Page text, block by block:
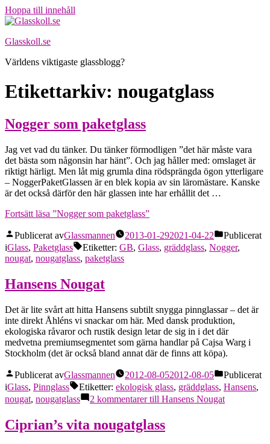
Hoppa till innehåll
Glasskoll.se
Världens viktigaste glassblogg?
Etikettarkiv: nougatglass
Nogger som paketglass
Jag vet vad du tänker. Du tänker förmodligen ”det här måste vara
det bästa som någonsin har hänt”. Och jag håller med: omslaget är
riktigt härligt. Men låt mig grumla dina rödsprängda ögon ytterligare
– NoggerPaketGlassen är en blek kopia av sin läromästare. Kanske
är det också därför den här glassen inte har erhållit det …
Fortsätt läsa ”Nogger som paketglass”
Publicerat avGlassmannen 2013-01-292021-04-22
Publicerat
iGlass, Paketglass Etiketter: GB, Glass, gräddglass, Nogger,
nougat, nougatglass, paketglass
Hansens Nougat
Det är lite svårt att hitta Hansens subtilt snygga pinnglassar – det är
inte direkt Åhléns vi snackar om här. Med dansk produktion,
ekologiska råvaror och rustik design letar de sig in i det där
medvetna premiumsegmentet som gärna handlar på Cajsa Warg i
Stockholm (det är också bland annat där de finns att köpa).
Publicerat avGlassmannen 2012-08-052012-08-05
Publicerat
iGlass, Pinnglass Etiketter: ekologisk glass, gräddglass, Hansens,
nougat, nougatglass 2 kommentarertill Hansens Nougat
Ciprian’s vita nougatglass